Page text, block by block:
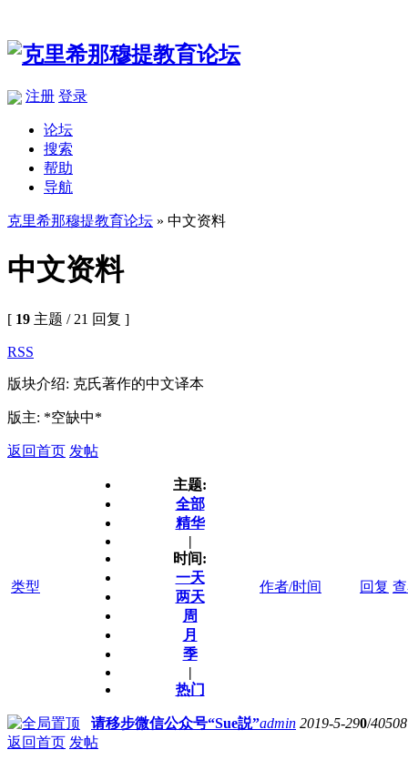
注册 登录
论坛
搜索
帮助
导航
克里希那穆提教育论坛 » 中文资料
中文资料
[ 19 主题 / 21 回复 ]
RSS
版块介绍: 克氏著作的中文译本
版主: *空缺中*
返回首页 发帖
类型
主题:
全部
精华
|
时间:
一天
两天
周
月
季
|
热门
作者/时间 回复
请移步微信公众号“Sue説”admin 2019-5-290/40508
返回首页 发帖